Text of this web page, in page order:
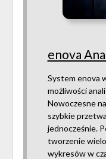
enova
System enova
możliwości
Nowoczesne
szybkie
jednocześnie.
tworzenie
wykresów w